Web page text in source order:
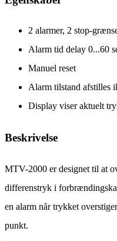
2 alarmer, 2 stop-
Alarm tid delay 0...60
Manuel reset
Alarm tilstand afstilles
Display viser aktuelt
Beskrivelse
MTV-2000 er designet til at
differenstryk i
en alarm når trykket
punkt.